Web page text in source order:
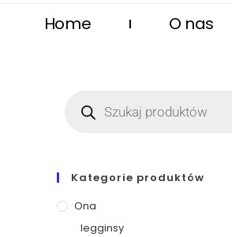
Home O nas
Kategorie produktów
Ona
legginsy